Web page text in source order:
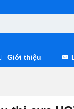
Giới thiệu